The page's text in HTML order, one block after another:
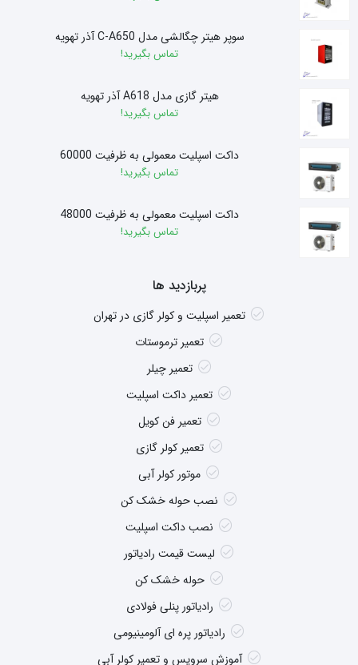
سوپر هیتر چگالشی مدل C-A650 آذر تهویه
تماس بگیرید!
هیتر گازی مدل A618 آذر تهویه
تماس بگیرید!
داکت اسپلیت معمولی به ظرفیت 60000
تماس بگیرید!
داکت اسپلیت معمولی به ظرفیت 48000
تماس بگیرید!
پربازدید ها
تعمیر اسپلیت و کولر گازی در تهران
تعمیر ترموستات
تعمیر چیلر
تعمیر داکت اسپلیت
تعمیر فن کویل
تعمیر کولر گازی
موتور کولر آبی
نصب حوله خشک کن
نصب داکت اسپلیت
لیست قیمت رادیاتور
حوله خشک کن
رادیاتور پنلی فولادی
رادیاتور پره ای آلومینیومی
آموزش سرویس و تعمیر کولر آبی